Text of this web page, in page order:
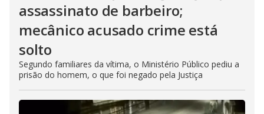
assassinato de barbeiro;
mecânico acusado crime está
solto
Segundo familiares da vítima, o Ministério Público pediu a
prisão do homem, o que foi negado pela Justiça